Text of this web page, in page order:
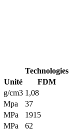
Technologies
Unité
FDM
g/cm3 1,08
Mpa
37
MPa
1915
MPa
62